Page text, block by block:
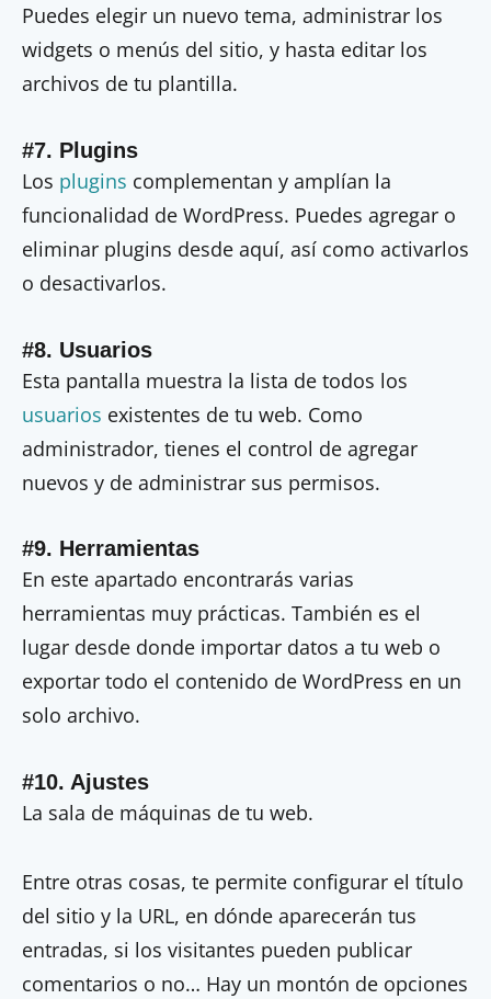
Puedes elegir un nuevo tema, administrar los
widgets o menús del sitio, y hasta editar los
archivos de tu plantilla.
#7. Plugins
Los plugins complementan y amplían la
funcionalidad de WordPress. Puedes agregar o
eliminar plugins desde aquí, así como activarlos
o desactivarlos.
#8. Usuarios
Esta pantalla muestra la lista de todos los
usuarios existentes de tu web. Como
administrador, tienes el control de agregar
nuevos y de administrar sus permisos.
#9. Herramientas
En este apartado encontrarás varias
herramientas muy prácticas. También es el
lugar desde donde importar datos a tu web o
exportar todo el contenido de WordPress en un
solo archivo.
#10. Ajustes
La sala de máquinas de tu web.
Entre otras cosas, te permite configurar el título
del sitio y la URL, en dónde aparecerán tus
entradas, si los visitantes pueden publicar
comentarios o no… Hay un montón de opciones